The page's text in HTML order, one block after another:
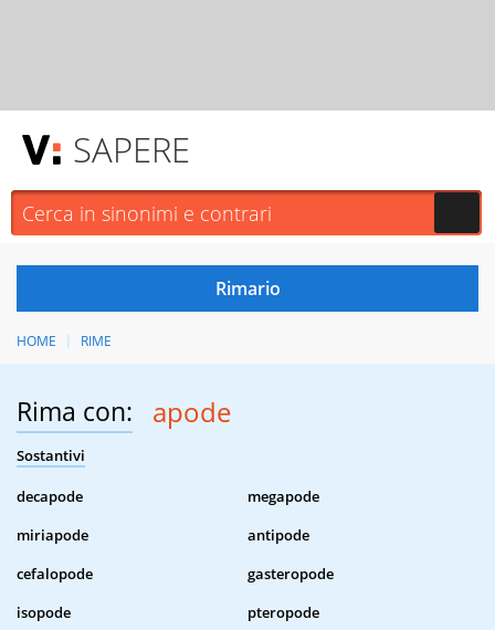
SAPERE
HOME RIME
Rima con: apode
Sostantivi
decapode
megapode
miriapode
antipode
cefalopode
gasteropode
isopode
pteropode